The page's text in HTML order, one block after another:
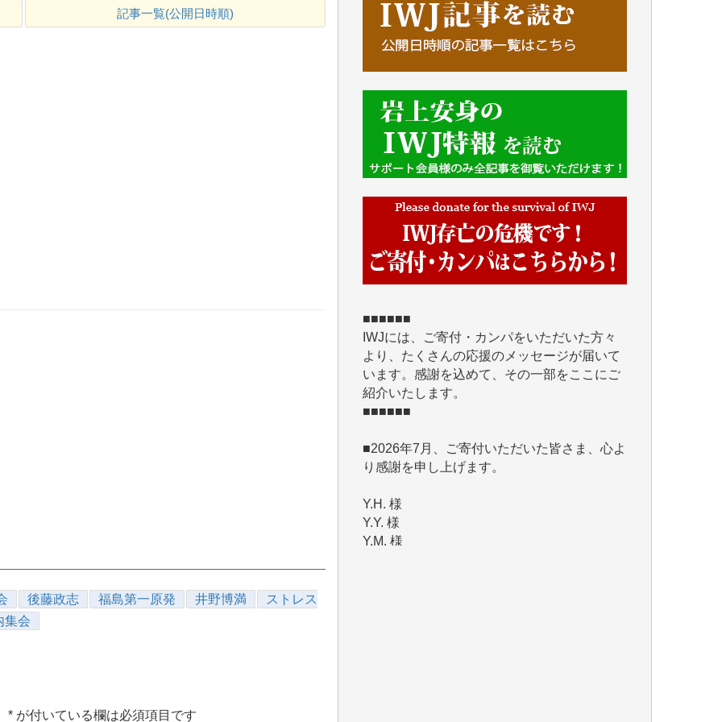
記事一覧(公開日時順)
後藤政志 福島第一原発 井野博満
ストレス
集会
* が付いている欄は必須項目です
■■■■■■
より、たくさんの応援のメッセージが届いて
います。感謝を込めて、その一部をここにご
紹介いたします。
■■■■■■
■2026年7月、ご寄付いただいた皆さま、心よ
Y.H. 様
Y,M. 様
T.M. 様
マツモト ヤスアキ 様